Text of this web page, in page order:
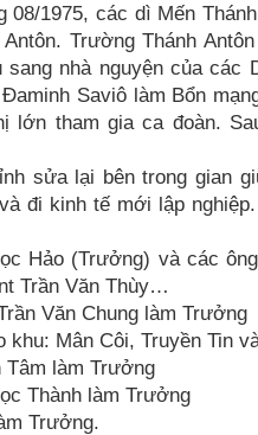
1975, các dì Mến
Trường Thánh
nhà nguyện của
Saviô làm Bổn
tham gia ca đoàn.
sửa lại bên trong gian
đi kinh tế mới lập
Hảo (Trưởng) và các
Trần Văn Thùy…
Văn Chung làm Trưởng
Mân Côi, Truyền Tin
Tâm làm Trưởng
Thành làm Trưởng
Trưởng.